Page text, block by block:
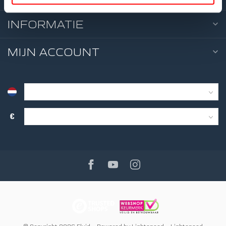
INFORMATIE
MIJN ACCOUNT
€